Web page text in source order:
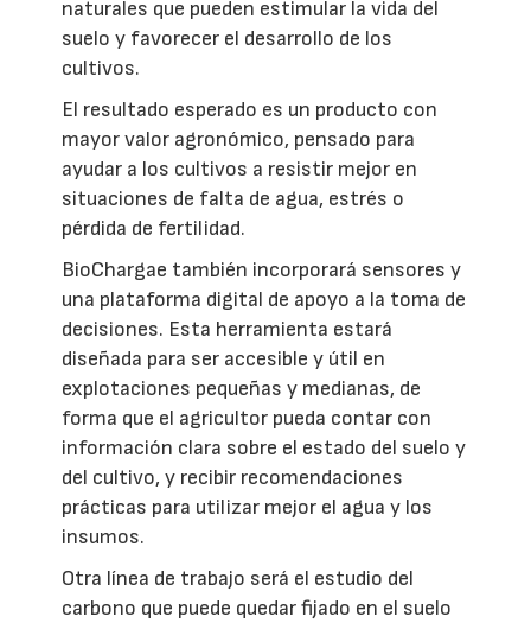
naturales que pueden estimular la vida del
suelo y favorecer el desarrollo de los
cultivos.
El resultado esperado es un producto con
mayor valor agronómico, pensado para
ayudar a los cultivos a resistir mejor en
situaciones de falta de agua, estrés o
pérdida de fertilidad.
BioChargae también incorporará sensores y
una plataforma digital de apoyo a la toma de
decisiones. Esta herramienta estará
diseñada para ser accesible y útil en
explotaciones pequeñas y medianas, de
forma que el agricultor pueda contar con
información clara sobre el estado del suelo y
del cultivo, y recibir recomendaciones
prácticas para utilizar mejor el agua y los
insumos.
Otra línea de trabajo será el estudio del
carbono que puede quedar fijado en el suelo